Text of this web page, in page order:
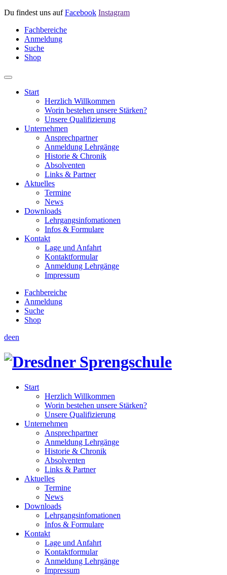
Du findest uns aufFacebook Instagram
Fachbereiche
Anmeldung
Suche
Shop
Start
Herzlich Willkommen
Worin bestehen unsere Stärken?
Unsere Qualifizierung
Unternehmen
Ansprechpartner
Anmeldung Lehrgänge
Historie & Chronik
Absolventen
Links & Partner
Aktuelles
Termine
News
Downloads
Lehrgangsinfomationen
Infos & Formulare
Kontakt
Lage und Anfahrt
Kontaktformular
Anmeldung Lehrgänge
Impressum
Fachbereiche
Anmeldung
Suche
Shop
deen
Start
Herzlich Willkommen
Worin bestehen unsere Stärken?
Unsere Qualifizierung
Unternehmen
Ansprechpartner
Anmeldung Lehrgänge
Historie & Chronik
Absolventen
Links & Partner
Aktuelles
Termine
News
Downloads
Lehrgangsinfomationen
Infos & Formulare
Kontakt
Lage und Anfahrt
Kontaktformular
Anmeldung Lehrgänge
Impressum